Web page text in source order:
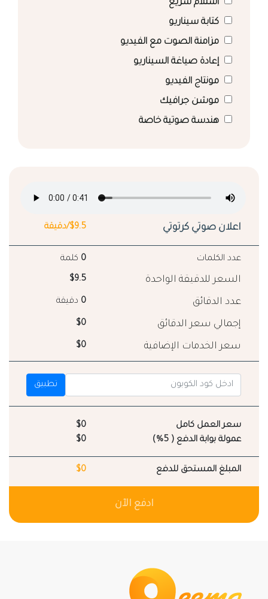
استلام سريع
كتابة سيناريو
مزامنة الصوت مع الفيديو
إعادة صياغة السيناريو
مونتاج الفيديو
موشن جرافيك
هندسة صوتية خاصة
اعلان صوتي كرتوتي $9.5/دقيقة
عدد الكلمات 0 كلمة
السعر للدقيقة الواحدة $9.5
عدد الدقائق 0 دقيقة
إجمالي سعر الدقائق $0
سعر الخدمات الإضافية $0
تطبيق
سعر العمل كامل
$0
عمولة بوابة الدفع ( 5%)
$0
المبلغ المستحق للدفع $0
ادفع الآن